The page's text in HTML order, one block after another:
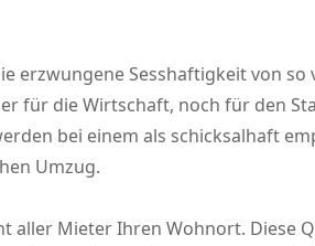
erzwungene Sesshaftigkeit von
die Wirtschaft, noch für den
bei einem als schicksalhaft
Umzug.
aller Mieter Ihren Wohnort. Diese